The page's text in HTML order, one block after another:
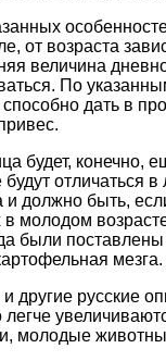
от возраста
величина
По
дать в
будет, конечно,
отличаться
и должно быть,
молодом
были
мезга.
другие русские
легче
молодые